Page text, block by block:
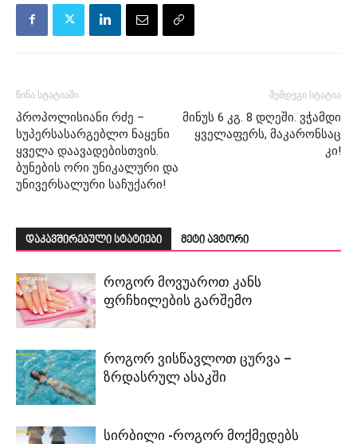
წინა სტატიაში
პროპოლისიანი რძე –
სუპერსასარგებლო ნაყენი
ყველა დაავადებისთვის.
ბუნების ორი უნიკალური და
უნივერსალური საჩუქარი!
შემდეგი სტატია
მინუს 6 კგ. 8 დღეში. ვჭამდი
ყველაფერს, მაკარონსაც
კი!
დაკავშირებული სტატიები მეტი ავტორი
როგორ მოვუაროთ კანს
ფრჩხილების გარშემო
როგორ ვისწავლოთ ცურვა –
ზრდასრულ ასაკში
სირბილი -როგორ მოქმედებს